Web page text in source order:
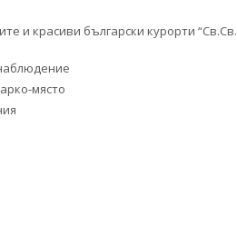
и красиви български курорти “Св.Св.
място